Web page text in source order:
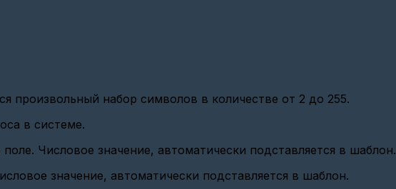
произвольный набор символов в количестве от 2 до 255.
в системе.
Числовое значение, автоматически подставляется в шаблон.
значение, автоматически подставляется в шаблон.